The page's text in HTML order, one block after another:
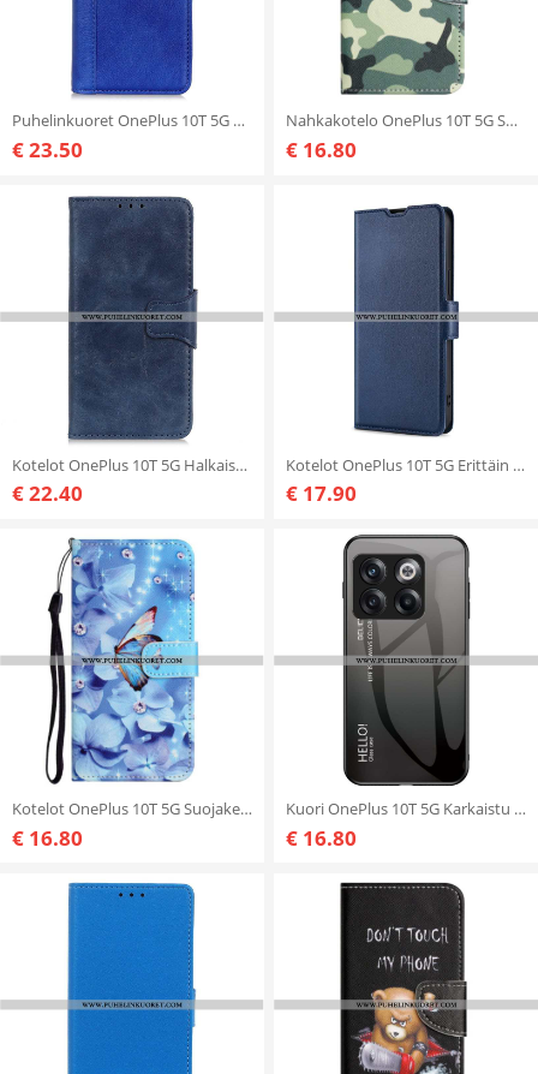
Puhelinkuoret OnePlus 10T 5G Kotelot Flip Värillinen Versio Haljasnahka
€ 23.50
Nahkakotelo OnePlus 10T 5G Sotilaallinen Naamiointi
€ 16.80
Kotelot OnePlus 10T 5G Halkaistu Nahkainen Käännettävä Lukko
€ 22.40
Kotelot OnePlus 10T 5G Erittäin Hieno
€ 17.90
Kotelot OnePlus 10T 5G Suojaketju Kuori Strappy Diamond Perhoset
€ 16.80
Kuori OnePlus 10T 5G Karkaistu Lasi Hello
€ 16.80